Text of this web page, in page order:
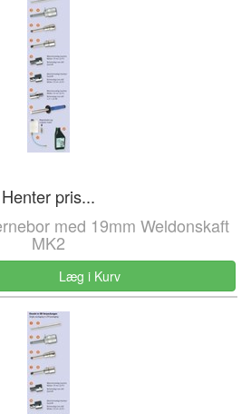
Henter pris...
med 19mm Weldonskaft
MK2
Læg i Kurv